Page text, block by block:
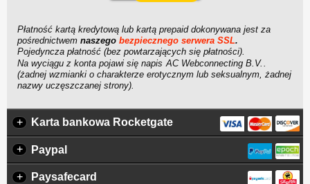
Płatność kartą kredytową lub kartą prepaid dokonywana jest za
pośrednictwem naszego bezpiecznego serwera SSL.
Pojedyncza płatność (bez powtarzających się płatności).
Na wyciągu z konta pojawi się napis
.
(żadnej wzmianki o charakterze erotycznym lub seksualnym, żadnej
nazwy uczęszczanej strony).
+ Karta bankowa Rocketgate
+ Paypal
+ Paysafecard